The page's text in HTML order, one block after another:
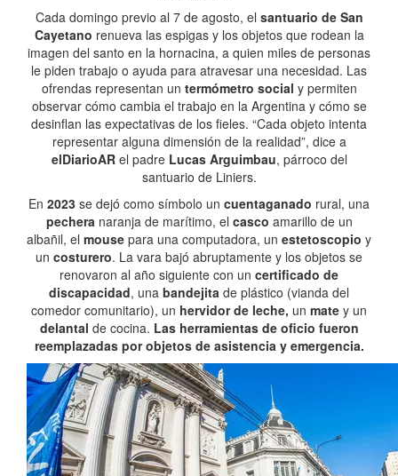
Cada domingo previo al 7 de agosto, el santuario de San
Cayetano renueva las espigas y los objetos que rodean la
imagen del santo en la hornacina, a quien miles de personas
le piden trabajo o ayuda para atravesar una necesidad. Las
ofrendas representan un termómetro social y permiten
observar cómo cambia el trabajo en la Argentina y cómo se
desinflan las expectativas de los fieles. “Cada objeto intenta
representar alguna dimensión de la realidad”, dice a
elDiarioARel padre Lucas Arguimbau, párroco del
santuario de Liniers.
En 2023 se dejó como símbolo un cuentaganado rural, una
pecheranaranja de marítimo, el casco amarillo de un
albañil, el mouse para una computadora, un estetoscopio y
un costurero. La vara bajó abruptamente y los objetos se
renovaron al año siguiente con un certificado de
discapacidad, una bandejita de plástico (vianda del
comedor comunitario), un hervidor de leche, un mate y un
delantal de cocina. Las herramientas de oficio fueron
reemplazadas por objetos de asistencia y emergencia.